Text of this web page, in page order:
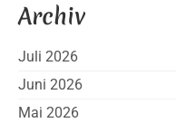
Archiv
Juli 2026
Juni 2026
Mai 2026